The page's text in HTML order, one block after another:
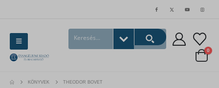
0
KÖNYVEK THEODOR BOVET